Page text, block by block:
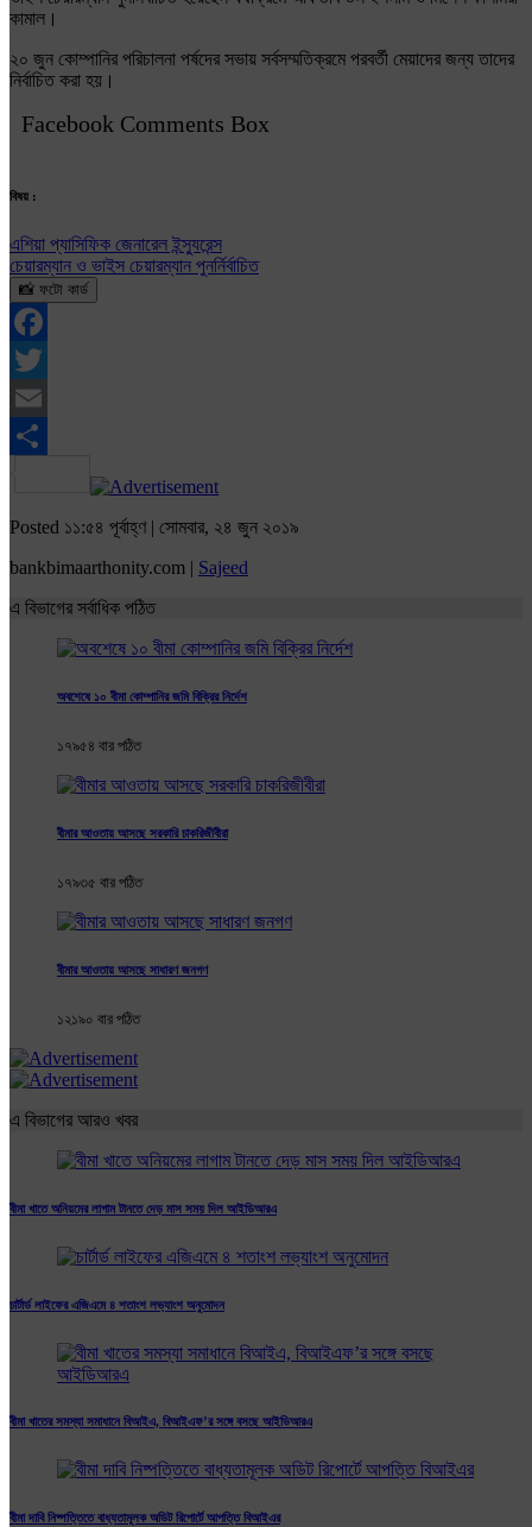
কামাল।
২০ জুন কোম্পানির পরিচালনা পর্ষদের সভায় সর্বসম্মতিক্রমে পরবর্তী মেয়াদের জন্য তাদের
নির্বাচিত করা হয়।
Facebook Comments Box
বিষয় :
এশিয়া প্যাসিফিক জেনারেল ইন্স্যুরেন্স
চেয়ারম্যান ও ভাইস চেয়ারম্যান পুনর্নির্বাচিত
📸 ফটো কার্ড
Facebook
Twitter
Email
Share
Posted ১১:৫৪ পূর্বাহ্ণ | সোমবার, ২৪ জুন ২০১৯
bankbimaarthonity.com | Sajeed
এ বিভাগের সর্বাধিক পঠিত
অবশেষে ১০ বীমা কোম্পানির জমি বিক্রির নির্দেশ
১৭৯৫৪ বার পঠিত
বীমার আওতায় আসছে সরকারি চাকরিজীবীরা
১৭৯৩৫ বার পঠিত
বীমার আওতায় আসছে সাধারণ জনগণ
১২১৯০ বার পঠিত
এ বিভাগের আরও খবর
বীমা খাতে অনিয়মের লাগাম টানতে দেড় মাস সময় দিল আইডিআরএ
চার্টার্ড লাইফের এজিএমে ৪ শতাংশ লভ্যাংশ অনুমোদন
বীমা খাতের সমস্যা সমাধানে বিআইএ, বিআইএফ’র সঙ্গে বসছে আইডিআরএ
বীমা দাবি নিষ্পত্তিতে বাধ্যতামূলক অডিট রিপোর্টে আপত্তি বিআইএর